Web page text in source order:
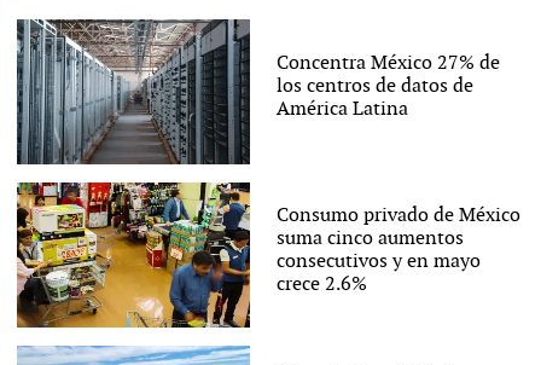
Concentra México 27% de
los centros de datos de
América Latina
Consumo privado de México
suma cinco aumentos
consecutivos y en mayo
crece 2.6%